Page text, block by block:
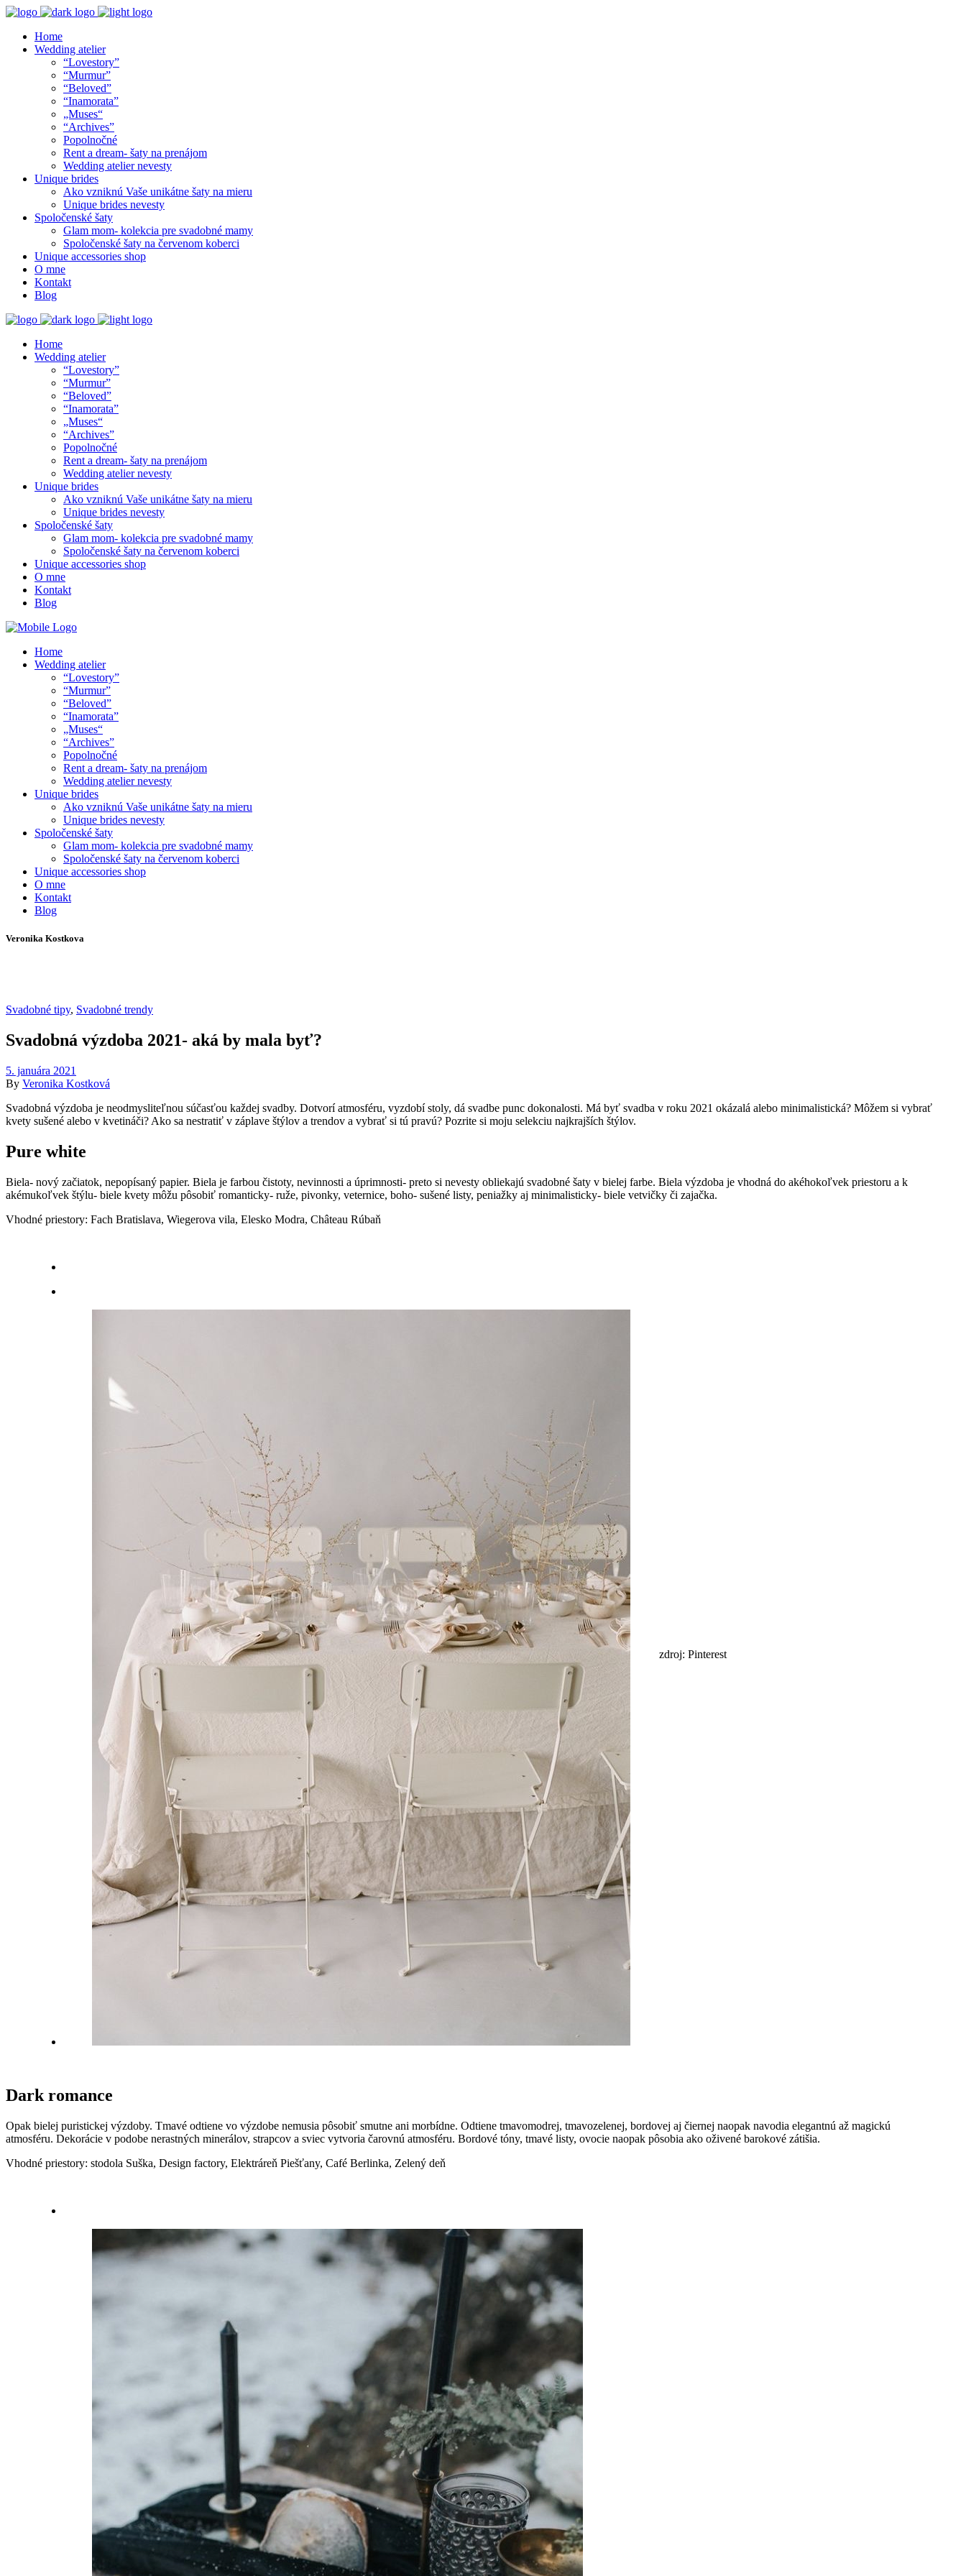
Home
Wedding atelier
“Lovestory”
“Murmur”
“Beloved”
“Inamorata”
„Muses“
“Archives”
Popolnočné
Rent a dream- šaty na prenájom
Wedding atelier nevesty
Unique brides
Ako vzniknú Vaše unikátne šaty na mieru
Unique brides nevesty
Spoločenské šaty
Glam mom- kolekcia pre svadobné mamy
Spoločenské šaty na červenom koberci
Unique accessories shop
O mne
Kontakt
Blog
Home
Wedding atelier
“Lovestory”
“Murmur”
“Beloved”
“Inamorata”
„Muses“
“Archives”
Popolnočné
Rent a dream- šaty na prenájom
Wedding atelier nevesty
Unique brides
Ako vzniknú Vaše unikátne šaty na mieru
Unique brides nevesty
Spoločenské šaty
Glam mom- kolekcia pre svadobné mamy
Spoločenské šaty na červenom koberci
Unique accessories shop
O mne
Kontakt
Blog
Home
Wedding atelier
“Lovestory”
“Murmur”
“Beloved”
“Inamorata”
„Muses“
“Archives”
Popolnočné
Rent a dream- šaty na prenájom
Wedding atelier nevesty
Unique brides
Ako vzniknú Vaše unikátne šaty na mieru
Unique brides nevesty
Spoločenské šaty
Glam mom- kolekcia pre svadobné mamy
Spoločenské šaty na červenom koberci
Unique accessories shop
O mne
Kontakt
Blog
Veronika Kostkova
Svadobné tipy, Svadobné trendy
Svadobná výzdoba 2021- aká by mala byť?
5. januára 2021
By Veronika Kostková
Svadobná výzdoba je neodmysliteľnou súčasťou každej svadby. Dotvorí atmosféru, vyzdobí stoly, dá svadbe punc dokonalosti. Má byť svadba v roku 2021 okázalá alebo minimalistická? Môžem si vybrať
kvety sušené alebo v kvetináči? Ako sa nestratiť v záplave štýlov a trendov a vybrať si tú pravú? Pozrite si moju selekciu najkrajších štýlov.
Pure white
Biela- nový začiatok, nepopísaný papier. Biela je farbou čistoty, nevinnosti a úprimnosti- preto si nevesty obliekajú svadobné šaty v bielej farbe. Biela výzdoba je vhodná do akéhokoľvek priestoru a k
akémukoľvek štýlu- biele kvety môžu pôsobiť romanticky- ruže, pivonky, veternice, boho- sušené listy, peniažky aj minimalisticky- biele vetvičky či zajačka.
Vhodné priestory: Fach Bratislava, Wiegerova vila, Elesko Modra, Château Rúbaň
zdroj: Pinterest
Dark romance
Opak bielej puristickej výzdoby. Tmavé odtiene vo výzdobe nemusia pôsobiť smutne ani morbídne. Odtiene tmavomodrej, tmavozelenej, bordovej aj čiernej naopak navodia elegantnú až magickú
atmosféru. Dekorácie v podobe nerastných minerálov, strapcov a sviec vytvoria čarovnú atmosféru. Bordové tóny, tmavé listy, ovocie naopak pôsobia ako oživené barokové zátišia.
Vhodné priestory: stodola Suška, Design factory, Elektráreň Piešťany, Café Berlinka, Zelený deň